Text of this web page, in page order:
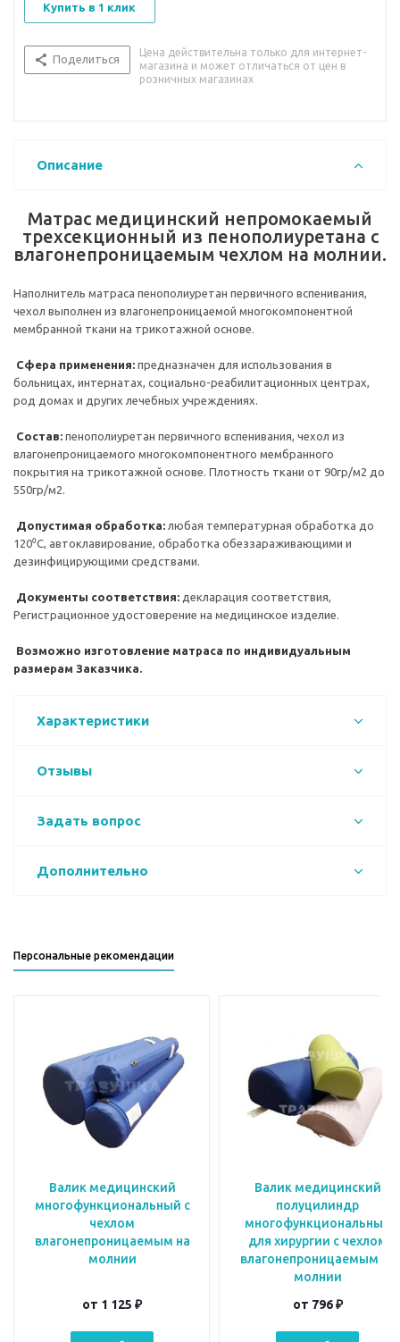
Купить в 1 клик
Поделиться
Цена действительна только для интернет-
магазина и может отличаться от цен в
розничных магазинах
Описание
Матрас медицинский непромокаемый
трехсекционный из пенополиуретана с
влагонепроницаемым чехлом на молнии.
Наполнитель матраса пенополиуретан первичного вспенивания,
чехол выполнен из влагонепроницаемой многокомпонентной
мембранной ткани на трикотажной основе.
Сфера применения: предназначен для использования в
больницах, интернатах, социально-реабилитационных центрах,
род домах и других лечебных учреждениях.
Состав: пенополиуретан первичного вспенивания, чехол из
влагонепроницаемого многокомпонентного мембранного
покрытия на трикотажной основе. Плотность ткани от 90гр/м2 до
550гр/м2.
Допустимая обработка: любая температурная обработка до
120⁰С, автоклавирование, обработка обеззараживающими и
дезинфицирующими средствами.
Документы соответствия: декларация соответствия,
Регистрационное удостоверение на медицинское изделие.
Возможно изготовление матраса по индивидуальным
размерам Заказчика.
Характеристики
Отзывы
Задать вопрос
Дополнительно
Персональные рекомендации
Валик медицинский
многофункциональный с
чехлом
влагонепроницаемым на
молнии
от 1 125 ₽
Валик медицинский
полуцилиндр
многофункциональный
для хирургии с чехлом
влагонепроницаемым на
молнии
от 796 ₽